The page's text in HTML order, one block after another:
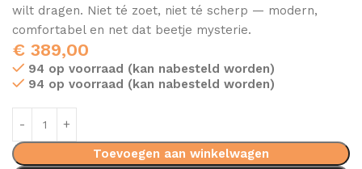
wilt dragen. Niet té zoet, niet té scherp — modern,
comfortabel en net dat beetje mysterie.
€ 389,00
94 op voorraad (kan nabesteld worden)
94 op voorraad (kan nabesteld worden)
Toevoegen aan winkelwagen